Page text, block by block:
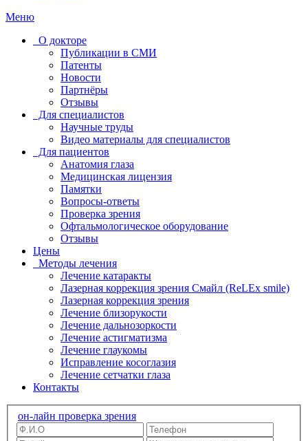
Меню
О докторе
Публикации в СМИ
Патенты
Новости
Партнёры
Отзывы
Для специалистов
Научные труды
Видео материалы для специалистов
Для пациентов
Анатомия глаза
Медицинская лицензия
Памятки
Вопросы-ответы
Проверка зрения
Офтальмологическое оборудование
Отзывы
Цены
Методы лечения
Лечение катаракты
Лазерная коррекция зрения Смайл (ReLEx smile)
Лазерная коррекция зрения
Лечение близорукости
Лечение дальнозоркости
Лечение астигматизма
Лечение глаукомы
Исправление косоглазия
Лечение сетчатки глаза
Контакты
он-лайн проверка зрения